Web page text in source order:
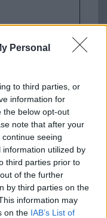
Personal
to third parties, or
information for
the below opt-out
note that after your
seeing
utilized by
third parties prior to
of the further
by third parties on the
information may
on the IAB’s List of
Galaxy
UI 9
az érintett
intelligencia-
hoz,
és középkategóriás
vége.